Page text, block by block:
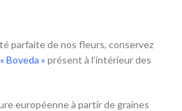
parfaite de nos fleurs, conservez
Boveda » présent à l’intérieur des
européenne à partir de graines